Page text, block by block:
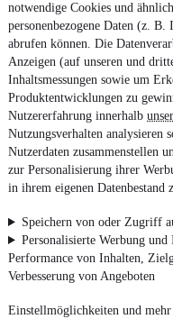
notwendige Cookies und
personenbezogene Daten (z.
abrufen können. Die
Anzeigen (auf unseren und
Inhaltsmessungen sowie um
Produktentwicklungen zu
Nutzererfahrung innerhalb
Nutzungsverhalten analysieren
Nutzerdaten zusammenstellen
zur Personalisierung ihrer
in ihrem eigenen Datenbestand
Speichern von oder Zugriff
Personalisierte Werbung
Performance von Inhalten,
Verbesserung von Angeboten
Einstellmöglichkeiten und
Keine
¹MwSt. ausweisbar
Nutze mobile.de